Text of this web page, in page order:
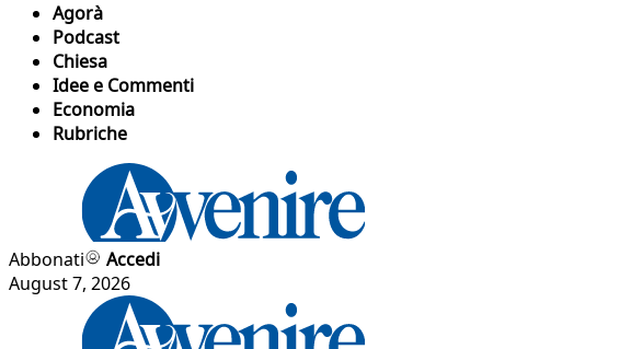
Agorà
Podcast
Chiesa
Idee e Commenti
Economia
Rubriche
Abbonati
Accedi
August 7, 2026